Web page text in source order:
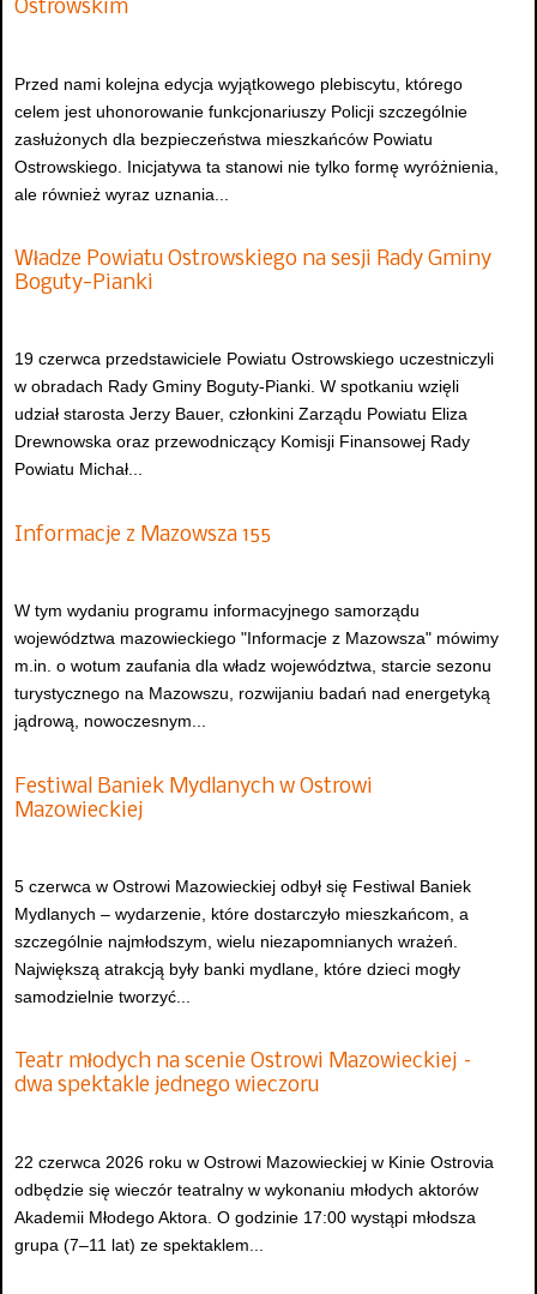
Ostrowskim
Przed nami kolejna edycja wyjątkowego plebiscytu, którego
celem jest uhonorowanie funkcjonariuszy Policji szczególnie
zasłużonych dla bezpieczeństwa mieszkańców Powiatu
Ostrowskiego. Inicjatywa ta stanowi nie tylko formę wyróżnienia,
ale również wyraz uznania...
Władze Powiatu Ostrowskiego na sesji Rady Gminy
Boguty-Pianki
19 czerwca przedstawiciele Powiatu Ostrowskiego uczestniczyli
w obradach Rady Gminy Boguty-Pianki. W spotkaniu wzięli
udział starosta Jerzy Bauer, członkini Zarządu Powiatu Eliza
Drewnowska oraz przewodniczący Komisji Finansowej Rady
Powiatu Michał...
Informacje z Mazowsza 155
W tym wydaniu programu informacyjnego samorządu
województwa mazowieckiego "Informacje z Mazowsza" mówimy
m.in. o wotum zaufania dla władz województwa, starcie sezonu
turystycznego na Mazowszu, rozwijaniu badań nad energetyką
jądrową, nowoczesnym...
Festiwal Baniek Mydlanych w Ostrowi
Mazowieckiej
5 czerwca w Ostrowi Mazowieckiej odbył się Festiwal Baniek
Mydlanych – wydarzenie, które dostarczyło mieszkańcom, a
szczególnie najmłodszym, wielu niezapomnianych wrażeń.
Największą atrakcją były banki mydlane, które dzieci mogły
samodzielnie tworzyć...
Teatr młodych na scenie Ostrowi Mazowieckiej –
dwa spektakle jednego wieczoru
22 czerwca 2026 roku w Ostrowi Mazowieckiej w Kinie Ostrovia
odbędzie się wieczór teatralny w wykonaniu młodych aktorów
Akademii Młodego Aktora. O godzinie 17:00 wystąpi młodsza
grupa (7–11 lat) ze spektaklem...